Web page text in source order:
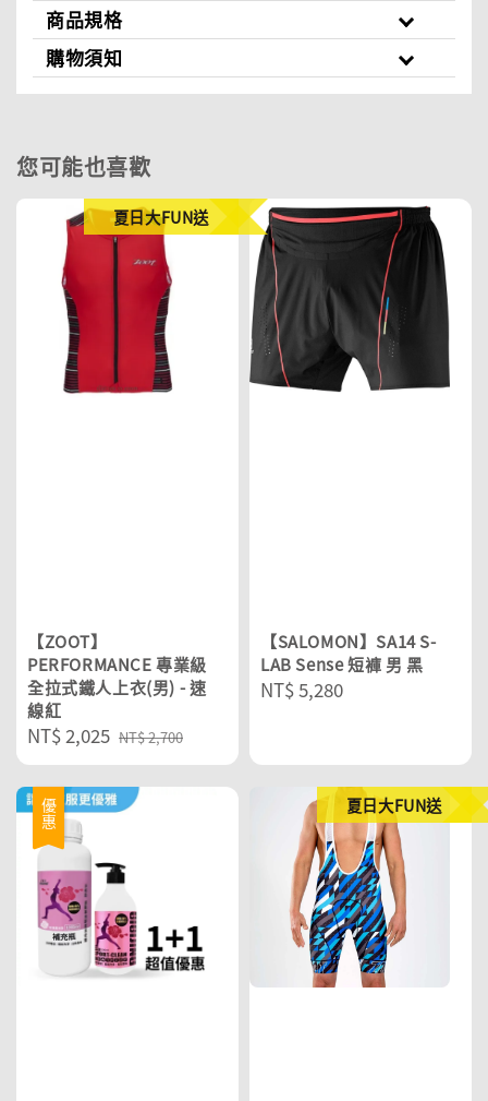
商品規格
購物須知
您可能也喜歡
夏日大FUN送
【ZOOT】
PERFORMANCE 專業級
全拉式鐵人上衣(男) - 速
線紅
Sale
price
NT$ 2,025 Regular
price
NT$ 2,700
【SALOMON】SA14 S-
LAB Sense 短褲 男 黑
Regular
NT$ 5,280
優惠 夏日大FUN送